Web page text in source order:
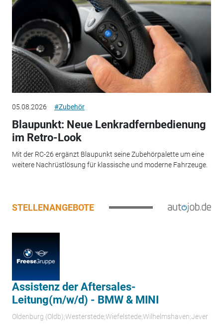
05.08.2026 #Zubehör
Blaupunkt: Neue Lenkradfernbedienung
im Retro-Look
Mit der RC-26 ergänzt Blaupunkt seine Zubehörpalette um eine
weitere Nachrüstlösung für klassische und moderne Fahrzeuge.
STELLENANGEBOTE
Assistenz der Aftersales-
Leitung(m/w/d) - BMW & MINI
Oldenburg (Oldb);Westerstede;Wiefelstede;Wilhelmshaven;Jever